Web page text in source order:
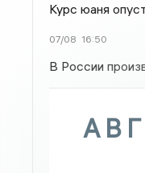
Курс юаня
07/08 16:50
В России